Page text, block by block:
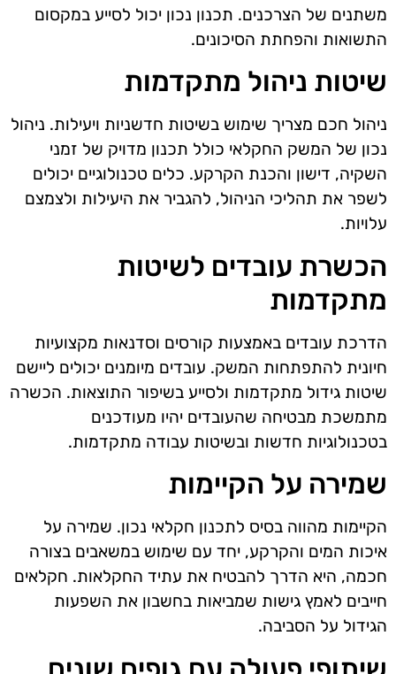
משתנים של הצרכנים. תכנון נכון יכול לסייע במקסום
התשואות והפחתת הסיכונים.
שיטות ניהול מתקדמות
ניהול חכם מצריך שימוש בשיטות חדשניות ויעילות. ניהול
נכון של המשק החקלאי כולל תכנון מדויק של זמני
השקיה, דישון והכנת הקרקע. כלים טכנולוגיים יכולים
לשפר את תהליכי הניהול, להגביר את היעילות ולצמצם
עלויות.
הכשרת עובדים לשיטות
מתקדמות
הדרכת עובדים באמצעות קורסים וסדנאות מקצועיות
חיונית להתפתחות המשק. עובדים מיומנים יכולים ליישם
שיטות גידול מתקדמות ולסייע בשיפור התוצאות. הכשרה
מתמשכת מבטיחה שהעובדים יהיו מעודכנים
בטכנולוגיות חדשות ובשיטות עבודה מתקדמות.
שמירה על הקיימות
הקיימות מהווה בסיס לתכנון חקלאי נכון. שמירה על
איכות המים והקרקע, יחד עם שימוש במשאבים בצורה
חכמה, היא הדרך להבטיח את עתיד החקלאות. חקלאים
חייבים לאמץ גישות שמביאות בחשבון את השפעות
הגידול על הסביבה.